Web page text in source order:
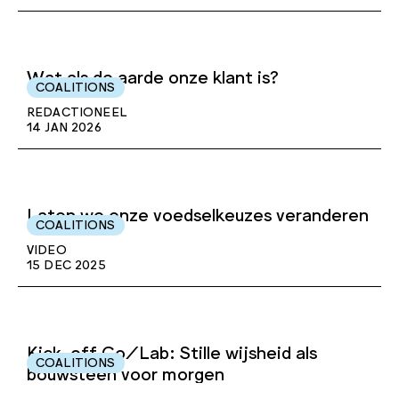
COALITIONS
Wat als de aarde onze klant is?
REDACTIONEEL
14 JAN 2026
COALITIONS
Laten we onze voedselkeuzes veranderen
VIDEO
15 DEC 2025
COALITIONS
Kick-off Co/Lab: Stille wijsheid als
bouwsteen voor morgen